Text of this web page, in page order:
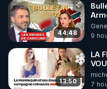
Toutes les vidéos
http://rgnr.li/odysee
🌱 LES STAGES EN
http://rgnr.li/stages
44:48
9
13:50
LA
7